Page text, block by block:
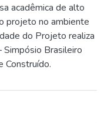
acadêmica de alto
projeto no ambiente
do Projeto realiza
Brasileiro
Construído.